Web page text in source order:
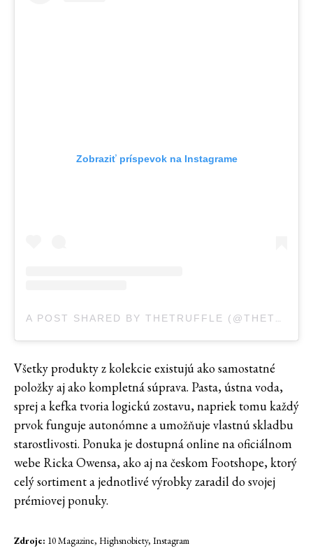
Zobraziť príspevok na Instagrame
A POST SHARED BY THETRUFFLE (@THETRUFFLE_CZ)
Všetky produkty z kolekcie existujú ako samostatné
položky aj ako kompletná súprava. Pasta, ústna voda,
sprej a kefka tvoria logickú zostavu, napriek tomu každý
prvok funguje autonómne a umožňuje vlastnú skladbu
starostlivosti. Ponuka je dostupná online na oficiálnom
webe Ricka Owensa, ako aj na českom Footshope, ktorý
celý sortiment a jednotlivé výrobky zaradil do svojej
prémiovej ponuky.
Zdroje: 10 Magazine, Highsnobiety, Instagram